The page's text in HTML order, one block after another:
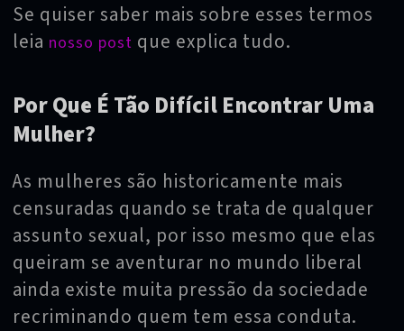
Se quiser saber mais sobre esses termos
leia nosso post que explica tudo.
Por Que É Tão Difícil Encontrar Uma
Mulher?
As mulheres são historicamente mais
censuradas quando se trata de qualquer
assunto sexual, por isso mesmo que elas
queiram se aventurar no mundo liberal
ainda existe muita pressão da sociedade
recriminando quem tem essa conduta.